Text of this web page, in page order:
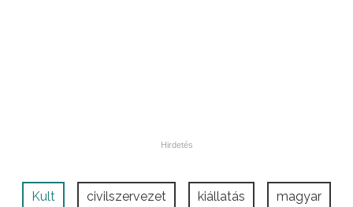
Kult civilszervezet kiállatás magyar